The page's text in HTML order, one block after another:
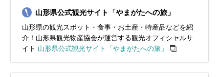
山形県公式観光サイト「やまがたへの旅」
山形県の観光スポット・食事・お土産・特産品などを紹
介！山形県観光物産協会が運営する観光オフィシャルサ
イト 山形県公式観光サイト「やまがたへの旅」